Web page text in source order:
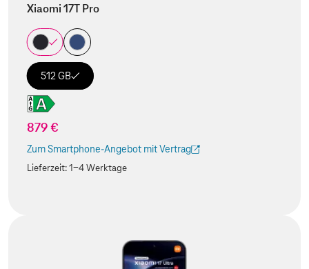
Xiaomi 17T Pro
512 GB
879 €
Zum Smartphone-Angebot mit Vertrag
(Der Link wird in einem neuen Tab geöffnet)
Lieferzeit:1-4 Werktage